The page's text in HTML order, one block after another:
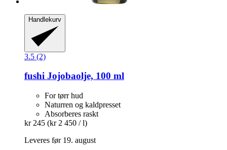
Handlekurv
3.5 (2)
fushi Jojobaolje, 100 ml
For tørr hud
Naturren og kaldpresset
Absorberes raskt
kr 245 (kr 2 450 / l)
Leveres før 19. august